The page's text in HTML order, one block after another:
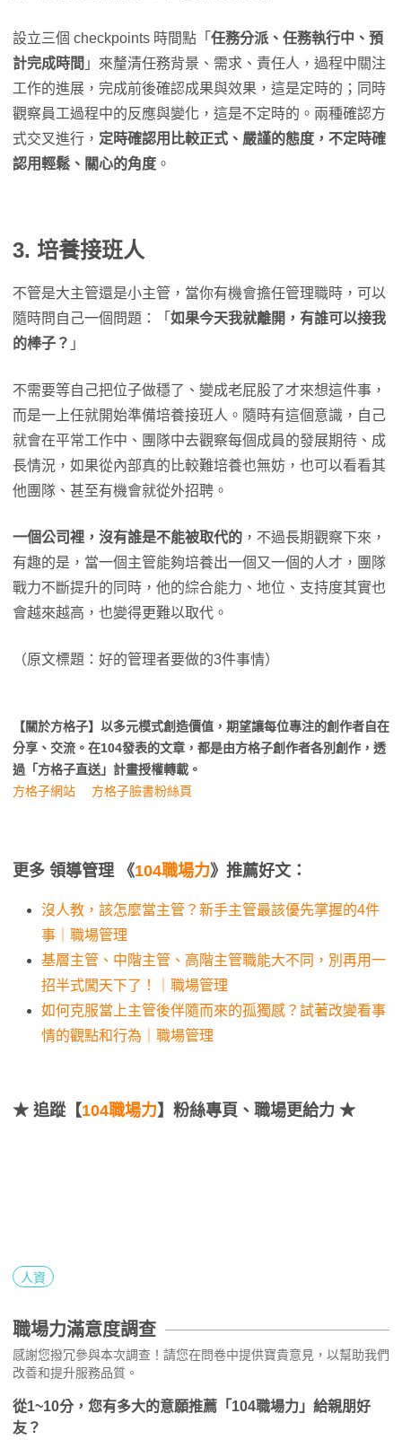
設立三個 checkpoints 時間點「 任務分派、任務執行中、預
計完成時間 」來釐清任務背景、需求、責任人，過程中關注
工作的進展，完成前後確認成果與效果，這是定時的；同時
觀察員工過程中的反應與變化，這是不定時的。兩種確認方
式交叉進行， 定時確認用比較正式、嚴謹的態度，不定時確
認用輕鬆、關心的角度 。
3. 培養接班人
不管是大主管還是小主管，當你有機會擔任管理職時，可以
隨時問自己一個問題：「 如果今天我就離開，有誰可以接我
的棒子？ 」
不需要等自己把位子做穩了、變成老屁股了才來想這件事，
而是一上任就開始準備培養接班人。隨時有這個意識，自己
就會在平常工作中、團隊中去觀察每個成員的發展期待、成
長情況，如果從內部真的比較難培養也無妨，也可以看看其
他團隊、甚至有機會就從外招聘。
一個公司裡，沒有誰是不能被取代的 ，不過長期觀察下來，
有趣的是，當一個主管能夠培養出一個又一個的人才，團隊
戰力不斷提升的同時，他的綜合能力、地位、支持度其實也
會越來越高，也變得更難以取代。
（原文標題：好的管理者要做的3件事情）
【關於方格子】以多元模式創造價值，期望讓每位專注的創作者自在
分享、交流。在104發表的文章，都是由方格子創作者各別創作，透
過「方格子直送」計畫授權轉載。
方格子網站
方格子臉書粉絲頁
更多 領導管理 《104職場力》推薦好文：
沒人教，該怎麼當主管？新手主管最該優先掌握的4件
事｜職場管理
基層主管、中階主管、高階主管職能大不同，別再用一
招半式闖天下了！｜職場管理
如何克服當上主管後伴隨而來的孤獨感？試著改變看事
情的觀點和行為｜職場管理
★ 追蹤【104職場力】粉絲專頁、職場更給力 ★
人資
職場力滿意度調查
感謝您撥冗參與本次調查！請您在問卷中提供寶貴意見，以幫助我們
改善和提升服務品質。
從1~10分，您有多大的意願推薦「104職場力」給親朋好
友？